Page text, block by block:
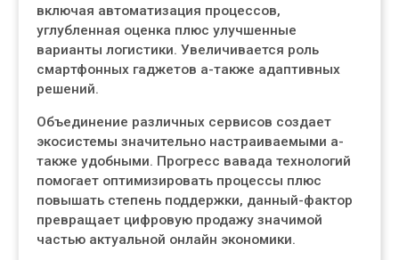
включая автоматизация процессов,
углубленная оценка плюс улучшенные
варианты логистики. Увеличивается роль
смартфонных гаджетов а-также адаптивных
решений.
Объединение различных сервисов создает
экосистемы значительно настраиваемыми а-
также удобными. Прогресс вавада технологий
помогает оптимизировать процессы плюс
повышать степень поддержки, данный-фактор
превращает цифровую продажу значимой
частью актуальной онлайн экономики.